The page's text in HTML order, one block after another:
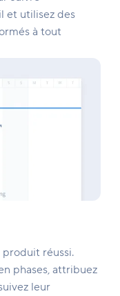
et utilisez des
à tout
produit réussi.
phases, attribuez
leur